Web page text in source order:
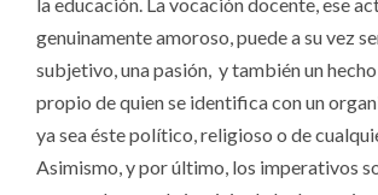
genuinamente amoroso, puede a su vez
subjetivo, una pasión, y también un
propio de quien se identifica con un
ya sea éste político, religioso o de
Asimismo, y por último, los imperativos